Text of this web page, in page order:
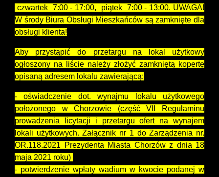
czwartek 7:00 - 17:00, piątek 7:00 - 13:00. UWAGA!
W środy Biura Obsługi Mieszkańców są zamknięte dla
obsługi klienta!
Aby przystąpić do przetargu na lokal użytkowy
ogłoszony na liście należy złożyć zamkniętą kopertę
opisaną adresem lokalu zawierającą:
- oświadczenie dot. wynajmu lokalu użytkowego
położonego w Chorzowie (część VII Regulaminu
prowadzenia licytacji i przetargu ofert na wynajem
lokali użytkowych. Załącznik nr 1 do Zarządzenia nr.
OR.118.2021 Prezydenta Miasta Chorzów z dnia 18
maja 2021 roku)
- potwierdzenie wpłaty wadium w kwocie podanej w